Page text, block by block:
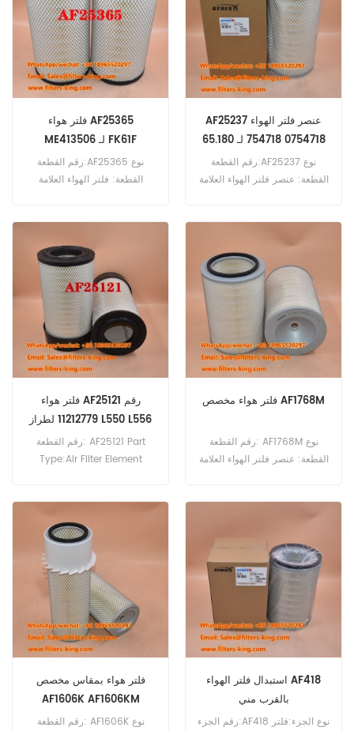
فلتر هواء AF25365
ME413506 لـ FK61F
رقم القطعة:AF25365 نوع
القطعة: فلتر الهواء العلامة
متقاطع ME413506 يستخدم
لميتسوبيشي FK61F FK61FH
FK61FK FK61FL FM260 FM330
FM617 FM618 FM618HA
FM618LA FM618MA FM61F.
AF25237 عنصر فلتر الهواء
0754718 754718 لـ 65.180
ATIرقم القطعة:AF25237 نوع
القطعة: عنصر فلتر الهواء العلامة
فلتر الهواء 0754718 يستخدم لـ
DAF 65.180 ATI,65.210
ATI,65.240 ATI,75.240
ATI,75.270 ATI,75.300
ATI,85.300 ATI,85.330
ATI,85.360 ATI,85 CF 340,85
فرنك سويسري 380,85 فرنك
فلتر هواء AF25121 رقم
11212779 لطراز L550 L556
رقم القطعة: AF25121 Part
Type:Air Filter Element
Reference 11212779 Use For
Liebherr L550 L556.
فلتر هواء مخصص AF1768M
رقم القطعة: AF1768M نوع
القطعة: عنصر فلتر الهواء العلامة
فلتر هواء بمقاس مخصص
AF1606K AF1606KM
رقم القطعة: AF1606K نوع
استبدال فلتر الهواء AF418
بالقرب مني
رقم الجزء:AF418 نوع الجزء:فلتر